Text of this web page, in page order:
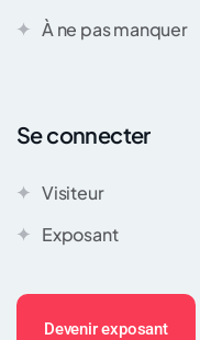
À ne pas manquer
Se connecter
Visiteur
Exposant
Devenir exposant